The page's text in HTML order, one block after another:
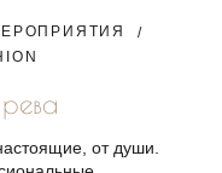
от души.